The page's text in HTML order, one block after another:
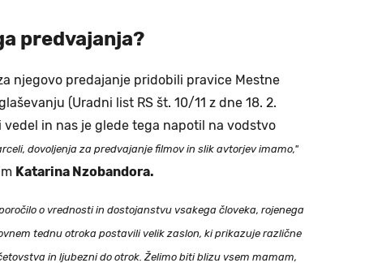
predvajanja?
njegovo predajanje pridobili pravice Mestne
(Uradni list RS št. 10/11 z dne 18. 2.
vedel in nas je glede tega napotil na vodstvo
dovoljenja za predvajanje filmov in slik avtorjev imamo,"
Katarina Nzobandora.
o vrednosti in dostojanstvu vsakega človeka, rojenega
tednu otroka postavili velik zaslon, ki prikazuje različne
in ljubezni do otrok. Želimo biti blizu vsem mamam,